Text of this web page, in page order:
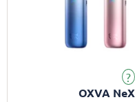
OXVA